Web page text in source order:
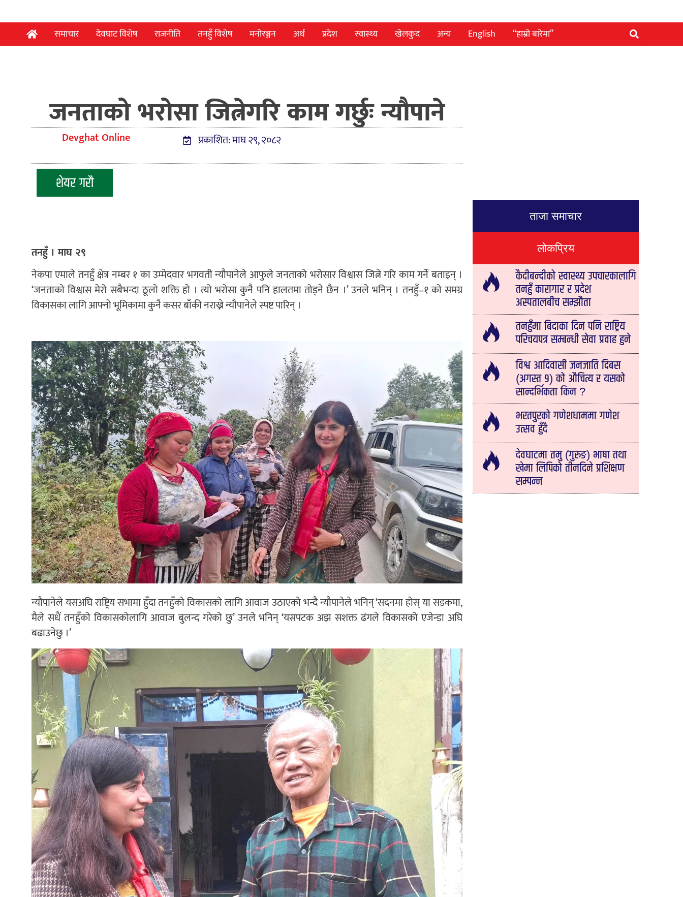
समाचार देवघाट विशेष राजनीति तनहुँ विशेष मनोरञ्जन अर्थ प्रदेश स्वास्थ्य खेलकुद अन्य English “हाम्रो बारेमा”
जनताको भरोसा जित्नेगरि काम गर्छुः न्यौपाने
Devghat Online प्रकाशित: माघ २९, २०८२
शेयर गरौ
तनहुँ । माघ २९
नेकपा एमाले तनहुँ क्षेत्र नम्बर १ का उम्मेदवार भगवती न्यौपानेले आफुले जनताको भरोसार विश्वास जित्ने गरि काम गर्ने बताइन् ।
‘जनताको विश्वास मेरो सबैभन्दा ठूलो शक्ति हो । त्यो भरोसा कुनै पनि हालतमा तोड्ने छैन ।’ उनले भनिन् । तनहुँ–१ को समग्र
विकासका लागि आफ्नो भूमिकामा कुनै कसर बाँकी नराख्ने न्यौपानेले स्पष्ट पारिन् ।
न्यौपानेले यसअघि राष्ट्रिय सभामा हुँदा तनहुँको विकासको लागि आवाज उठाएको भन्दै न्यौपानेले भनिन् ‘सदनमा होस् या सडकमा,
मैले सधैं तनहुँको विकासकोलागि आवाज बुलन्द गरेको छु’ उनले भनिन् ‘यसपटक अझ सशक्त ढंगले विकासको एजेन्डा अघि
बढाउनेछु ।’
ताजा समाचार
लोकप्रिय
कैदीबन्दीको स्वास्थ्य उपचारकालागि
तनहुँ कारागार र प्रदेश
अस्पतालबीच सम्झौता
तनहुँमा बिदाका दिन पनि राष्ट्रिय
परिचयपत्र सम्बन्धी सेवा प्रवाह हुने
विश्व आदिवासी जनजाति दिबस
(अगस्त ९) को औचित्य र यसको
सान्दर्भिकता किन ?
भरतपुरको गणेशधाममा गणेश
उत्सव हुँदै
देवघाटमा तमु (गुरुङ) भाषा तथा
खेमा लिपिको तीनदिने प्रशिक्षण
सम्पन्न